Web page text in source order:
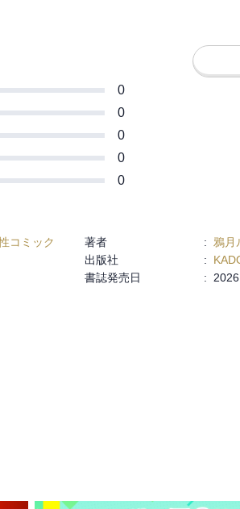
0
0
0
0
0
コミック 著者 :
鴉月
出版社 :
書誌発売日 :